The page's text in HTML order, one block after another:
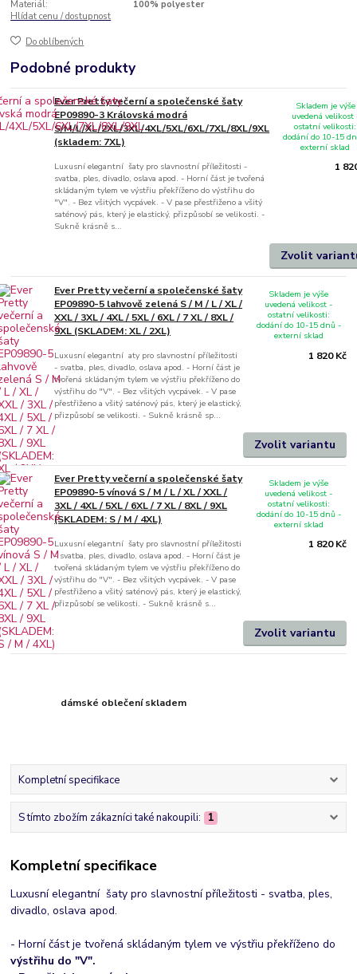
Materiál:
100% polyester
Hlídat cenu / dostupnost
Do oblíbených
Podobné produkty
Ever Pretty večerní a společenské šaty
EP09890-3 Královská modrá
S/M/L/XL/2XL/3XL/4XL/5XL/6XL/7XL/8XL/9XL
(skladem: 7XL)
Luxusní elegantní šaty pro slavnostní příležitosti -
svatba, ples, divadlo, oslava apod. - Horní část je tvořená
skládaným tylem ve výstřiu překříženo do výstřihu do
"V". - Bez všitých vycpávek. - V pase přestřiženo a všitý
saténový pás, který je elastický, přizpůsobí se velikosti. -
Sukně krásně s...
1
Skladem je výše
uvedená velikost
ostatní velikosti:
dodání do 10-15
externí sklad
Zvolit
Ever Pretty večerní a společenské šaty
EP09890-5 lahvově zelená S / M / L / XL /
XXL / 3XL / 4XL / 5XL / 6XL / 7 XL / 8XL /
9XL (SKLADEM: XL / 2XL)
Luxusní elegantní aty pro slavnostní příležitosti
- svatba, ples, divadlo, oslava apod. - Horní část je
tvořená skládaným tylem ve výstřiu překříženo do
výstřihu do "V". - Bez všitých vycpávek. - V pase
přestřiženo a všitý saténový pás, který je elastický,
přizpůsobí se velikosti. - Sukně krásně sp...
1 820 Kč
Skladem je výše
uvedená velikost -
ostatní velikosti:
dodání do 10-15 dnů -
externí sklad
Zvolit variantu
Ever Pretty večerní a společenské šaty
EP09890-5 vínová S / M / L / XL / XXL /
3XL / 4XL / 5XL / 6XL / 7 XL / 8XL / 9XL
(SKLADEM: S / M / 4XL)
Luxusní elegantní šaty pro slavnostní příležitosti
- svatba, ples, divadlo, oslava apod. - Horní část je
tvořená skládaným tylem ve výstřiu překříženo do
výstřihu do "V". - Bez všitých vycpávek. - V pase
přestřiženo a všitý saténový pás, který je elastický,
přizpůsobí se velikosti. - Sukně krásně s...
1 820 Kč
Skladem je výše
uvedená velikost -
ostatní velikosti:
dodání do 10-15 dnů -
externí sklad
Zvolit variantu
dámské oblečení skladem
Kompletní specifikace
S tímto zbožím zákazníci také nakoupili: 1
Kompletní specifikace
Luxusní elegantní šaty pro slavnostní příležitosti - svatba, ples,
divadlo, oslava apod.
- Horní část je tvořená skládaným tylem ve výstřiu překříženo do
výstřihu do "V".